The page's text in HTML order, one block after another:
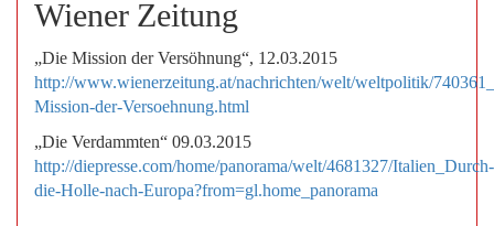
Wiener Zeitung
„Die Mission der Versöhnung“, 12.03.2015
http://www.wienerzeitung.at/nachrichten/welt/weltpolitik/
Mission-der-Versoehnung.html
„Die Verdammten“ 09.03.2015
http://diepresse.com/home/panorama/welt/4681327/Italien_Durch-
die-Holle-nach-Europa?from=gl.home_panorama